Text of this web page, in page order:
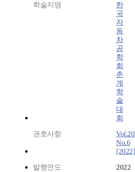
학술지명
한
국
자
동
차
공
학
회
춘
계
학
술
대
회
권호사항
No.6
[2022]
발행연도 2022